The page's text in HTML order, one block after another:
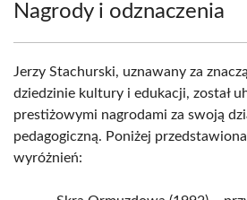
Nagrody i odznaczenia
Jerzy Stachurski, uznawany za
dziedzinie kultury i edukacji, został
prestiżowymi nagrodami za swoją
pedagogiczną. Poniżej
wyróżnień: